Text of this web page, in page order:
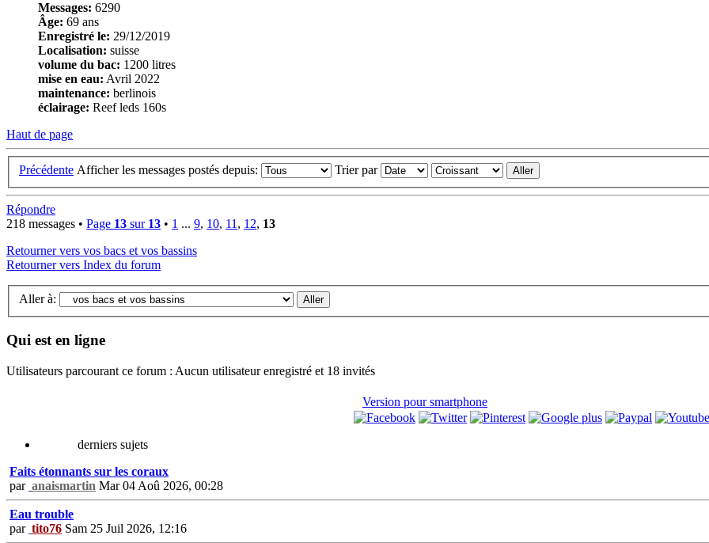
Messages: 6290
Âge: 69 ans
Enregistré le: 29/12/2019
Localisation: suisse
volume du bac: 1200 litres
mise en eau: Avril 2022
maintenance: berlinois
éclairage: Reef leds 160s
Haut de page
Précédente Afficher les messages postés depuis: Trier par
Répondre
218 messages • Page 13 sur 13 • 1 ... 9, 10, 11 , 12, 13
Retourner vers vos bacs et vos bassins
Retourner vers Index du forum
Aller à:
Qui est en ligne
Utilisateurs parcourant ce forum : Aucun utilisateur enregistré et 18 invités
Version pour smartphone
derniers sujets
Faits étonnants sur les coraux
par anaismartin Mar 04 Aoû 2026, 00:28
Eau trouble
par tito76 Sam 25 Juil 2026, 12:16